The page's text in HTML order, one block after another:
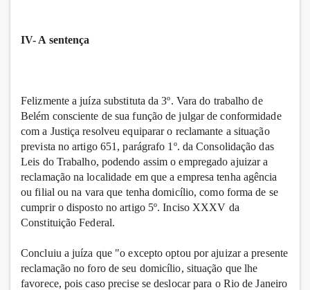
IV- A sentença
Felizmente a juíza substituta da 3º. Vara do trabalho de
Belém consciente de sua função de julgar de conformidade
com a Justiça resolveu equiparar o reclamante a situação
prevista no artigo 651, parágrafo 1º. da Consolidação das
Leis do Trabalho, podendo assim o empregado ajuizar a
reclamação na localidade em que a empresa tenha agência
ou filial ou na vara que tenha domicílio, como forma de se
cumprir o disposto no artigo 5º. Inciso XXXV da
Constituição Federal.
Concluiu a juíza que "o excepto optou por ajuizar a presente
reclamação no foro de seu domicílio, situação que lhe
favorece, pois caso precise se deslocar para o Rio de Janeiro